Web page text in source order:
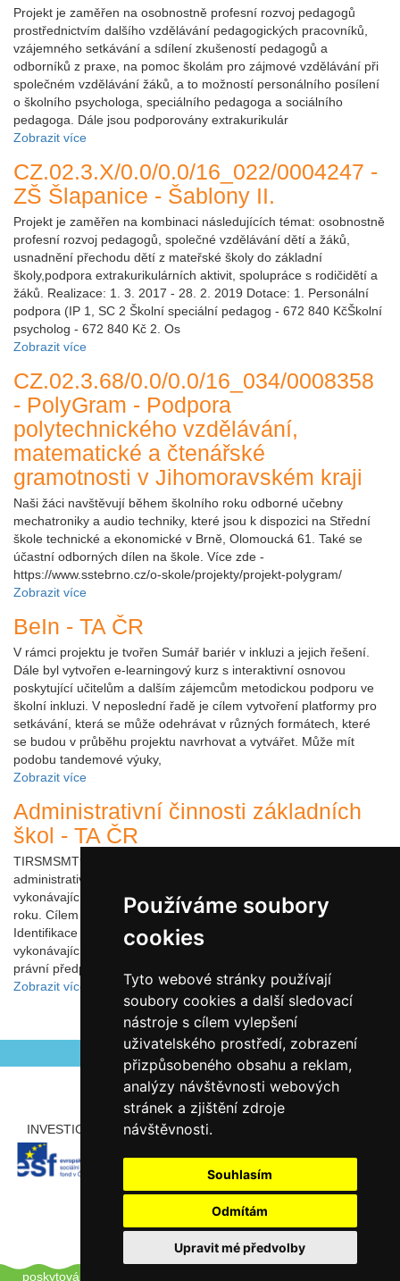
Používáme soubory
cookies
Tyto webové stránky používají
soubory cookies a další sledovací
nástroje s cílem vylepšení
uživatelského prostředí, zobrazení
přizpůsobeného obsahu a reklam,
analýzy návštěvnosti webových
stránek a zjištění zdroje
návštěvnosti.
Souhlasím
Odmítám
Upravit mé předvolby
Projekt je zaměřen na osobnostně profesní rozvoj pedagogů
prostřednictvím dalšího vzdělávání pedagogických pracovníků,
vzájemného setkávání a sdílení zkušeností pedagogů a
odborníků z praxe, na pomoc školám pro zájmové vzdělávání při
společném vzdělávání žáků, a to možností personálního posílení
o školního psychologa, speciálního pedagoga a sociálního
pedagoga. Dále jsou podporovány extrakurikulár
Zobrazit více
CZ.02.3.X/0.0/0.0/16_022/0004247 -
ZŠ Šlapanice - Šablony II.
Projekt je zaměřen na kombinaci následujících témat: osobnostně
profesní rozvoj pedagogů, společné vzdělávání dětí a žáků,
usnadnění přechodu dětí z mateřské školy do základní
školy,podpora extrakurikulárních aktivit, spolupráce s rodičidětí a
žáků. Realizace: 1. 3. 2017 - 28. 2. 2019 Dotace: 1. Personální
podpora (IP 1, SC 2 Školní speciální pedagog - 672 840 KčŠkolní
psycholog - 672 840 Kč 2. Os
Zobrazit více
CZ.02.3.68/0.0/0.0/16_034/0008358
- PolyGram - Podpora
polytechnického vzdělávání,
matematické a čtenářské
gramotnosti v Jihomoravském kraji
Naši žáci navštěvují během školního roku odborné učebny
mechatroniky a audio techniky, které jsou k dispozici na Střední
škole technické a ekonomické v Brně, Olomoucká 61. Také se
účastní odborných dílen na škole. Více zde -
https://www.sstebrno.cz/o-skole/projekty/projekt-polygram/
Zobrazit více
BeIn - TA ČR
V rámci projektu je tvořen Sumář bariér v inkluzi a jejich řešení.
Dále byl vytvořen e-learningový kurz s interaktivní osnovou
poskytující učitelům a dalším zájemcům metodickou podporu ve
školní inkluzi. V neposlední řadě je cílem vytvoření platformy pro
setkávání, která se může odehrávat v různých formátech, které
se budou v průběhu projektu navrhovat a vytvářet. Může mít
podobu tandemové výuky,
Zobrazit více
Administrativní činnosti základních
škol - TA ČR
TIRSMSMT935 Hlavním cílem potřeby je komplexně zmapovat
administrativní činnosti základních škol (tedy právnických osob
vykonávajících činnost základní školy) během jednoho školního
roku. Cílem je zmapovat činnosti z několika perspektiv: 1)
Identifikace administrativních činností, které právnická osoba
vykonávající činnost základní školy musí realizovat, neboť jí to
právní předpisy ukládají, 2) Id
Zobrazit více
INVESTICE ROZVOJE DO VZDĚLÁVÁNÍ
Copyright © 2012 - 2026 ZŠ Šlapanice, Tento web používá k
poskytování služeb a analýze návštěvnosti soubory cookie.